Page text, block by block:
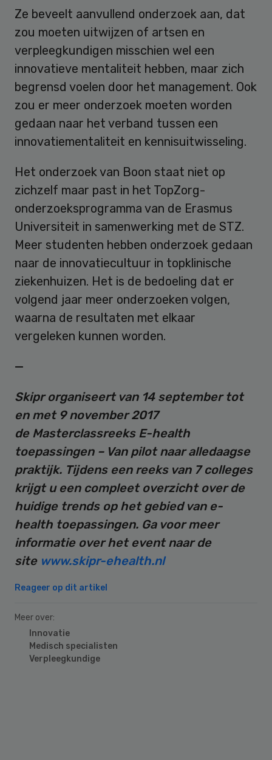
Ze beveelt aanvullend onderzoek aan, dat
zou moeten uitwijzen of artsen en
verpleegkundigen misschien wel een
innovatieve mentaliteit hebben, maar zich
begrensd voelen door het management. Ook
zou er meer onderzoek moeten worden
gedaan naar het verband tussen een
innovatiementaliteit en kennisuitwisseling.
Het onderzoek van Boon staat niet op
zichzelf maar past in het TopZorg-
onderzoeksprogramma van de Erasmus
Universiteit in samenwerking met de STZ.
Meer studenten hebben onderzoek gedaan
naar de innovatiecultuur in topklinische
ziekenhuizen. Het is de bedoeling dat er
volgend jaar meer onderzoeken volgen,
waarna de resultaten met elkaar
vergeleken kunnen worden.
—
Skipr organiseert van 14 september tot
en met 9 november 2017
de Masterclassreeks E-health
toepassingen – Van pilot naar alledaagse
praktijk. Tijdens een reeks van 7 colleges
krijgt u een compleet overzicht over de
huidige trends op het gebied van e-
health toepassingen. Ga voor meer
informatie over het event naar de
site www.skipr-ehealth.nl
Reageer op dit artikel
Meer over:
Innovatie
Medisch specialisten
Verpleegkundige